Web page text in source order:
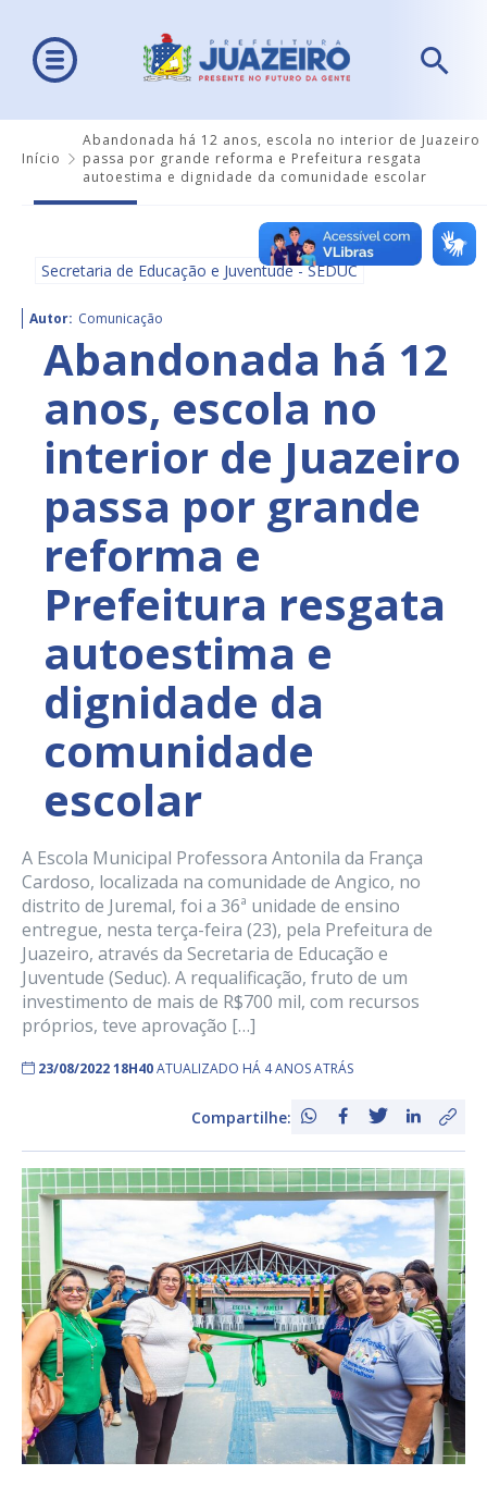
Início
Abandonada há 12 anos, escola no interior de Juazeiro
passa por grande reforma e Prefeitura resgata
autoestima e dignidade da comunidade escolar
Secretaria de Educação e Juventude - SEDUC
Autor: Comunicação
Abandonada há 12
anos, escola no
interior de Juazeiro
passa por grande
reforma e
Prefeitura resgata
autoestima e
dignidade da
comunidade
escolar
A Escola Municipal Professora Antonila da França
Cardoso, localizada na comunidade de Angico, no
distrito de Juremal, foi a 36ª unidade de ensino
entregue, nesta terça-feira (23), pela Prefeitura de
Juazeiro, através da Secretaria de Educação e
Juventude (Seduc). A requalificação, fruto de um
investimento de mais de R$700 mil, com recursos
próprios, teve aprovação […]
23/08/2022 18H40ATUALIZADO HÁ 4 ANOS ATRÁS
Compartilhe: